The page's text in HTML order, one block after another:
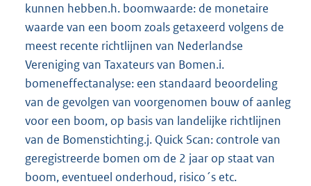
kunnen hebben.h. boomwaarde: de monetaire
waarde van een boom zoals getaxeerd volgens de
meest recente richtlijnen van Nederlandse
Vereniging van Taxateurs van Bomen.i.
bomeneffectanalyse: een standaard beoordeling
van de gevolgen van voorgenomen bouw of aanleg
voor een boom, op basis van landelijke richtlijnen
van de Bomenstichting.j. Quick Scan: controle van
geregistreerde bomen om de 2 jaar op staat van
boom, eventueel onderhoud, risico´s etc.